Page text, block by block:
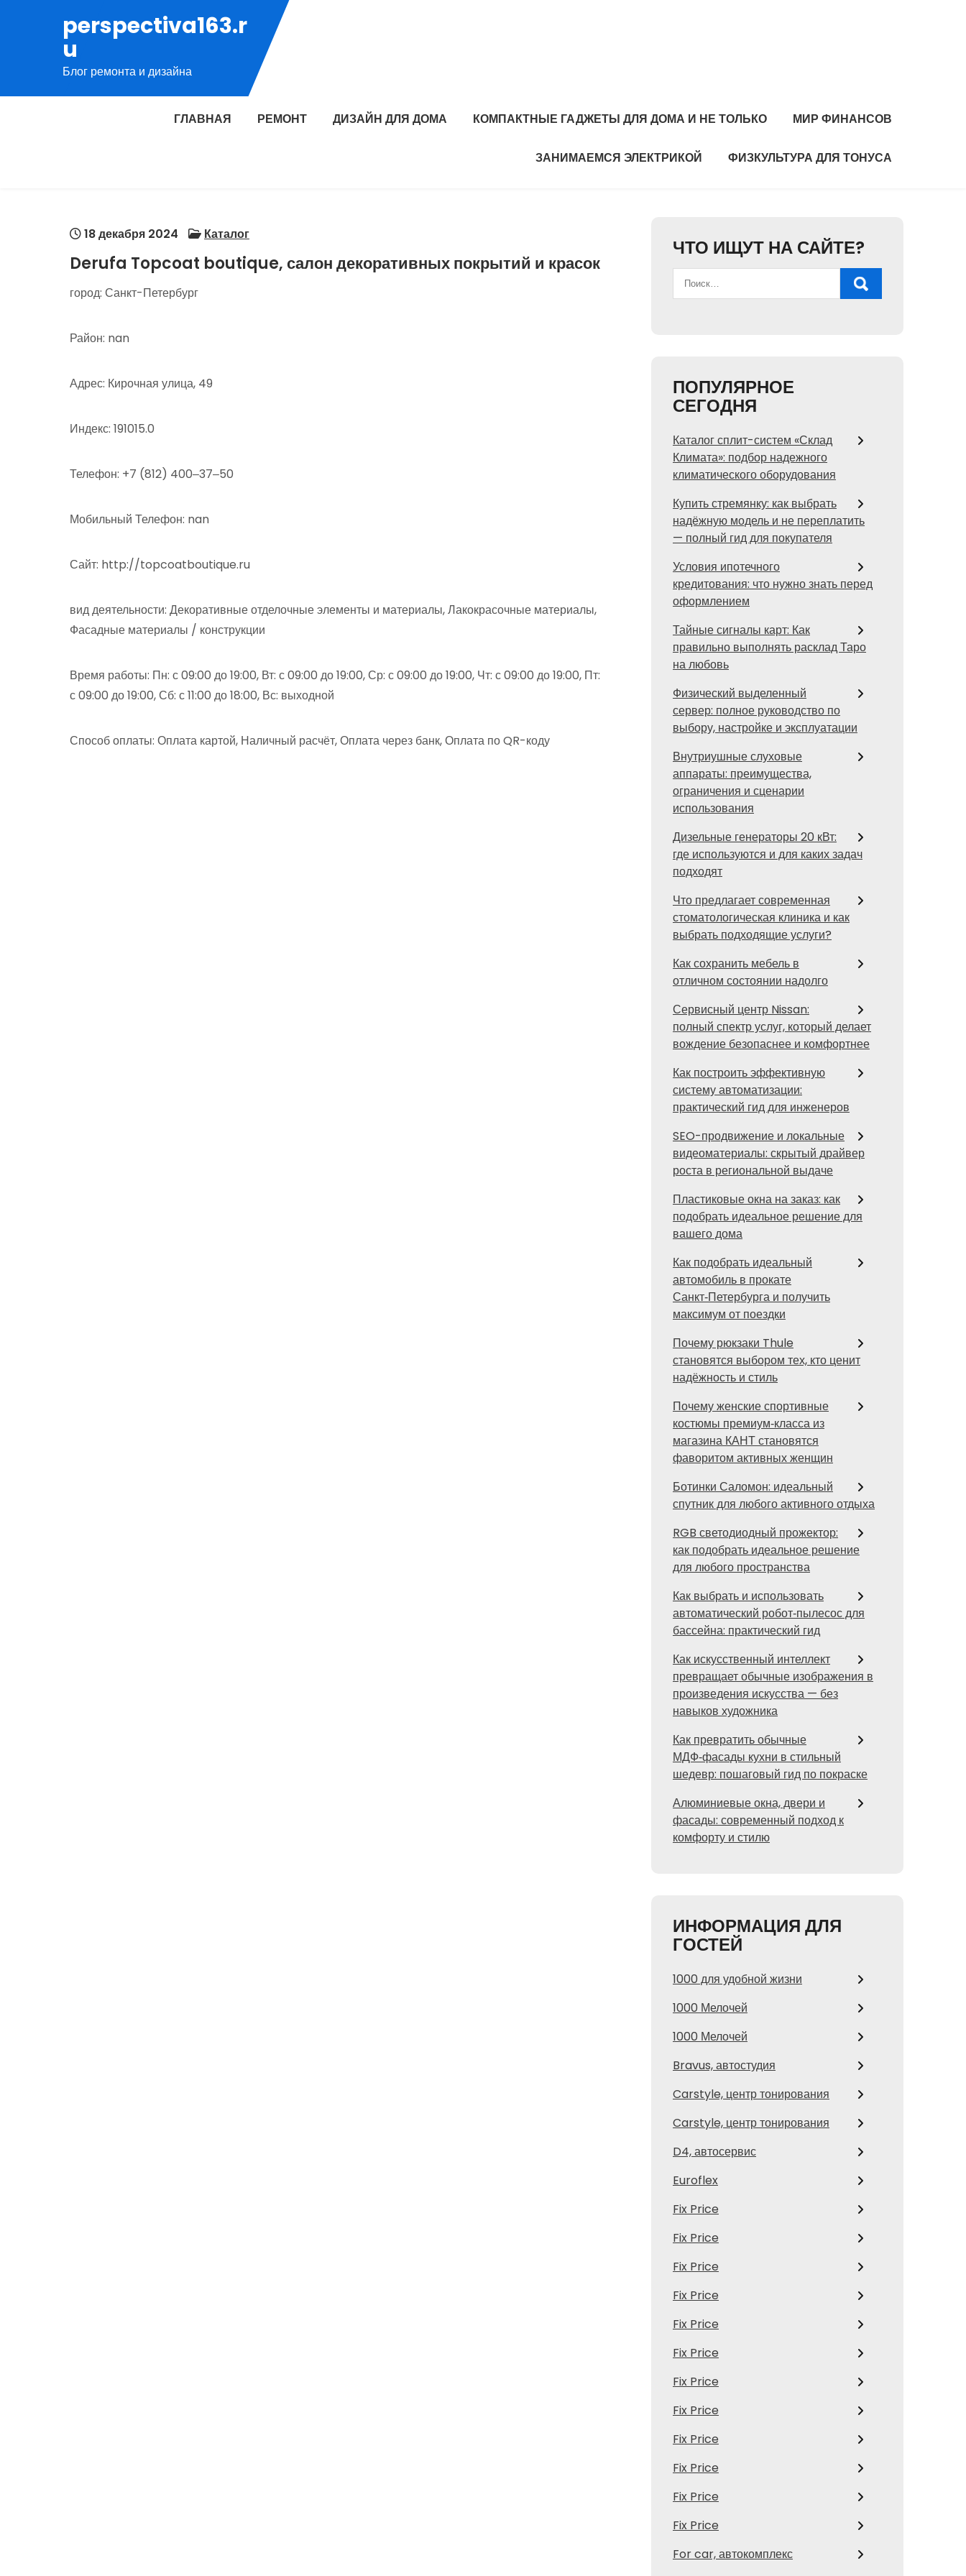
содержимому
perspectiva163.r
u
Блог ремонта и дизайна
ГЛАВНАЯ РЕМОНТ ДИЗАЙН ДЛЯ ДОМА КОМПАКТНЫЕ ГАДЖЕТЫ ДЛЯ ДОМА И НЕ ТОЛЬКО МИР ФИНАНСОВ
ЗАНИМАЕМСЯ ЭЛЕКТРИКОЙ ФИЗКУЛЬТУРА ДЛЯ ТОНУСА
18 декабря 2024 Каталог
Derufa Topcoat boutique, салон декоративных покрытий и красок
город: Санкт-Петербург
Район: nan
Адрес: Кирочная улица, 49
Индекс: 191015.0
Телефон: +7 (812) 400‒37‒50
Мобильный Телефон: nan
Сайт: http://topcoatboutique.ru
вид деятельности: Декоративные отделочные элементы и материалы, Лакокрасочные материалы,
Фасадные материалы / конструкции
Время работы: Пн: с 09:00 до 19:00, Вт: с 09:00 до 19:00, Ср: с 09:00 до 19:00, Чт: с 09:00 до 19:00, Пт:
с 09:00 до 19:00, Сб: с 11:00 до 18:00, Вс: выходной
Способ оплаты: Оплата картой, Наличный расчёт, Оплата через банк, Оплата по QR-коду
ЧТО ИЩУТ НА САЙТЕ?
ПОПУЛЯРНОЕ
СЕГОДНЯ
Каталог сплит-систем «Склад
Климата»: подбор надежного
климатического оборудования
Купить стремянку: как выбрать
надёжную модель и не переплатить
— полный гид для покупателя
Условия ипотечного
кредитования: что нужно знать перед
оформлением
Тайные сигналы карт: Как
правильно выполнять расклад Таро
на любовь
Физический выделенный
сервер: полное руководство по
выбору, настройке и эксплуатации
Внутриушные слуховые
аппараты: преимущества,
ограничения и сценарии
использования
Дизельные генераторы 20 кВт:
где используются и для каких задач
подходят
Что предлагает современная
стоматологическая клиника и как
выбрать подходящие услуги?
Как сохранить мебель в
отличном состоянии надолго
Сервисный центр Nissan:
полный спектр услуг, который делает
вождение безопаснее и комфортнее
Как построить эффективную
систему автоматизации:
практический гид для инженеров
SEO-продвижение и локальные
видеоматериалы: скрытый драйвер
роста в региональной выдаче
Пластиковые окна на заказ: как
подобрать идеальное решение для
вашего дома
Как подобрать идеальный
автомобиль в прокате
Санкт‑Петербурга и получить
максимум от поездки
Почему рюкзаки Thule
становятся выбором тех, кто ценит
надёжность и стиль
Почему женские спортивные
костюмы премиум‑класса из
магазина КАНТ становятся
фаворитом активных женщин
Ботинки Саломон: идеальный
спутник для любого активного отдыха
RGB светодиодный прожектор:
как подобрать идеальное решение
для любого пространства
Как выбрать и использовать
автоматический робот‑пылесос для
бассейна: практический гид
Как искусственный интеллект
превращает обычные изображения в
произведения искусства — без
навыков художника
Как превратить обычные
МДФ‑фасады кухни в стильный
шедевр: пошаговый гид по покраске
Алюминиевые окна, двери и
фасады: современный подход к
комфорту и стилю
ИНФОРМАЦИЯ ДЛЯ
ГОСТЕЙ
1000 для удобной жизни
1000 Мелочей
1000 Мелочей
Bravus, автостудия
Carstyle, центр тонирования
Carstyle, центр тонирования
D4, автосервис
Euroflex
Fix Price
Fix Price
Fix Price
Fix Price
Fix Price
Fix Price
Fix Price
Fix Price
Fix Price
Fix Price
Fix Price
Fix Price
For car, автокомплекс